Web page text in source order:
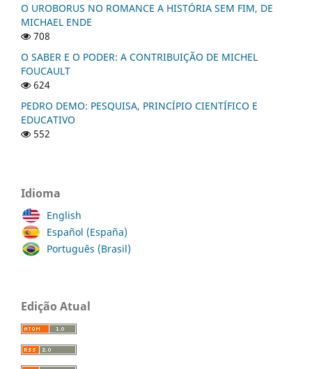
O UROBORUS NO ROMANCE A HISTÓRIA SEM FIM, DE
MICHAEL ENDE
708
O SABER E O PODER: A CONTRIBUIÇÃO DE MICHEL
FOUCAULT
624
PEDRO DEMO: PESQUISA, PRINCÍPIO CIENTÍFICO E
EDUCATIVO
552
Idioma
English
Español (España)
Português (Brasil)
Edição Atual